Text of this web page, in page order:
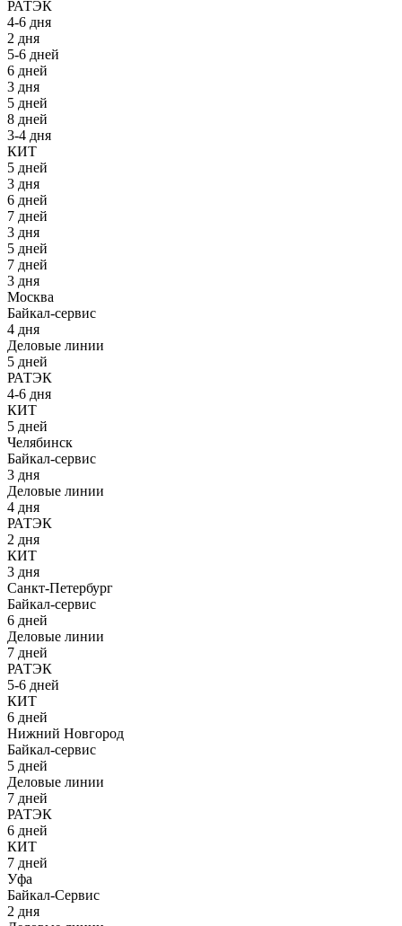
РАТЭК
4-6 дня
2 дня
5-6 дней
6 дней
3 дня
5 дней
8 дней
3-4 дня
КИТ
5 дней
3 дня
6 дней
7 дней
3 дня
5 дней
7 дней
3 дня
Москва
Байкал-сервис
4 дня
Деловые линии
5 дней
РАТЭК
4-6 дня
КИТ
5 дней
Челябинск
Байкал-сервис
3 дня
Деловые линии
4 дня
РАТЭК
2 дня
КИТ
3 дня
Санкт-Петербург
Байкал-сервис
6 дней
Деловые линии
7 дней
РАТЭК
5-6 дней
КИТ
6 дней
Нижний Новгород
Байкал-сервис
5 дней
Деловые линии
7 дней
РАТЭК
6 дней
КИТ
7 дней
Уфа
Байкал-Сервис
2 дня